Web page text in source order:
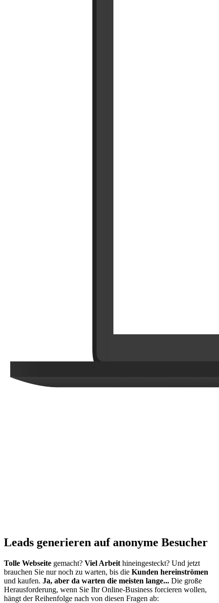
Leads generieren auf anonyme Besucher
Tolle Webseite gemacht? Viel Arbeit hineingesteckt? Und jetzt
brauchen Sie nur noch zu warten, bis die Kunden hereinströmen
und kaufen. Ja, aber da warten die meisten lange... Die große
Herausforderung, wenn Sie Ihr Online-Business forcieren wollen,
hängt der Reihenfolge nach von diesen Fragen ab: